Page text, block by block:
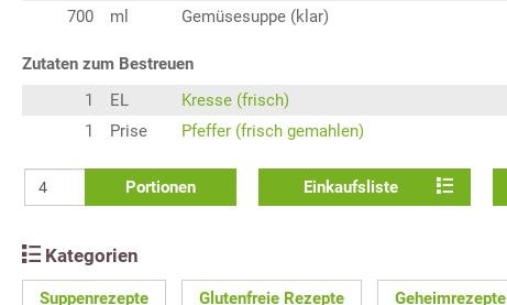
700
ml Gemüsesuppe (klar)
Zutaten zum Bestreuen
1
EL
Kresse (frisch)
1
Prise Pfeffer (frisch gemahlen)
Portionen Einkaufsliste
Kategorien
Suppenrezepte Glutenfreie Rezepte Geheimrezepte